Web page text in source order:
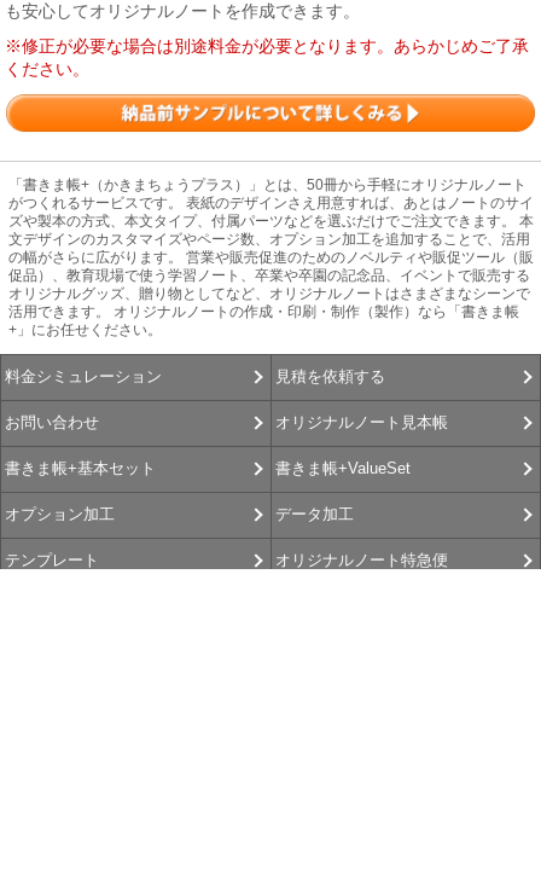
も安心してオリジナルノートを作成できます。
※修正が必要な場合は別途料金が必要となります。あらかじめご了承
ください。
「書きま帳+（かきまちょうプラス）」とは、50冊から手軽にオリジナルノート
がつくれるサービスです。 表紙のデザインさえ用意すれば、あとはノートのサイ
ズや製本の方式、本文タイプ、付属パーツなどを選ぶだけでご注文できます。 本
文デザインのカスタマイズやページ数、オプション加工を追加することで、活用
の幅がさらに広がります。 営業や販売促進のためのノベルティや販促ツール（販
促品）、教育現場で使う学習ノート、卒業や卒園の記念品、イベントで販売する
オリジナルグッズ、贈り物としてなど、オリジナルノートはさまざまなシーンで
活用できます。 オリジナルノートの作成・印刷・制作（製作）なら「書きま帳
+」にお任せください。
料金シミュレーション 見積を依頼する
お問い合わせ オリジナルノート見本帳
書きま帳+基本セット 書きま帳+ValueSet
オプション加工 データ加工
テンプレート オリジナルノート特急便